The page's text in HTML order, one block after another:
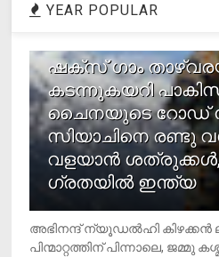
YEAR POPULAR
ഷക്സ് ​ഗാം
കടന്നുകയറി
ചൈനയുടെ റോഡ്
സിയാചിനെ രണ്ടു
വളയാൻ
ഗ്രതയിൽ ഇന്ത്യ
അഭിനന്ദ് ന്യൂഡൽഹി കിഴക്കൻ
പിന്മാറ്റത്തിന് പിന്നാലെ, ജമ്മു